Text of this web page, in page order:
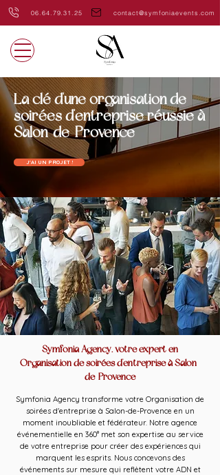
06.64.79.31.25 contact@symfoniaevents.com
La clé d'une organisation de
soirées d'entreprise réussie à
Salon-de-Provence
J'AI UN PROJET !
Symfonia Agency, votre expert en
Organisation de soirées d'entreprise à Salon-
de-Provence
Symfonia Agency transforme votre Organisation de
soirées d'entreprise à Salon-de-Provence en un
moment inoubliable et fédérateur. Notre agence
événementielle en 360° met son expertise au service
de votre entreprise pour créer des expériences qui
marquent les esprits. Nous concevons des
événements sur mesure qui reflètent votre ADN et